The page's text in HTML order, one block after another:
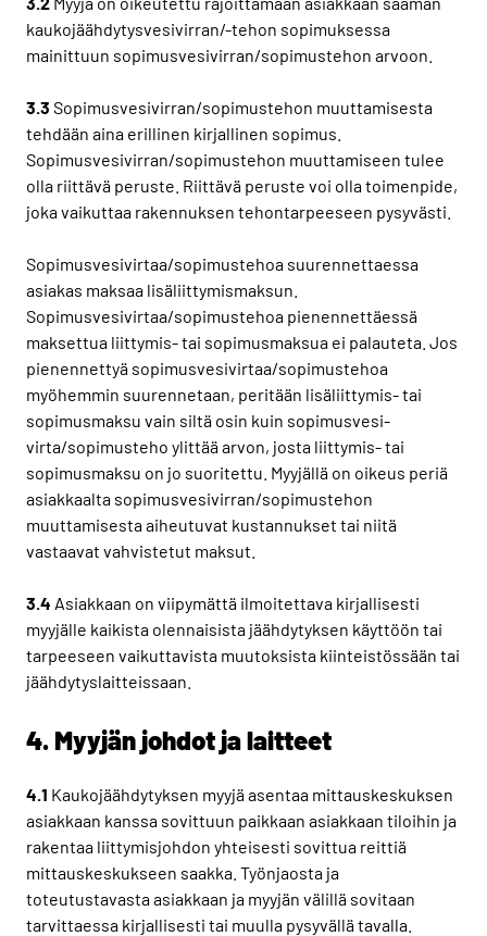
kaukojäähdytysvesivirran/-tehon sopimuksessa
mainittuun sopimusvesivirran/sopimustehon arvoon.
3.3 Sopimusvesivirran/sopimustehon muuttamisesta
tehdään aina erillinen kirjallinen sopimus.
Sopimusvesivirran/sopimustehon muuttamiseen tulee
olla riittävä peruste. Riittävä peruste voi olla toimenpide,
joka vaikuttaa rakennuksen tehontarpeeseen pysyvästi.
Sopimusvesivirtaa/sopimustehoa suurennettaessa
asiakas maksaa lisäliittymismaksun.
Sopimusvesivirtaa/sopimustehoa pienennettäessä
maksettua liittymis- tai sopimusmaksua ei palauteta. Jos
pienennettyä sopimusvesivirtaa/sopimustehoa
myöhemmin suurennetaan, peritään lisäliittymis- tai
sopimusmaksu vain siltä osin kuin sopimusvesi-
virta/sopimusteho ylittää arvon, josta liittymis- tai
sopimusmaksu on jo suoritettu. Myyjällä on oikeus periä
asiakkaalta sopimusvesivirran/sopimustehon
muuttamisesta aiheutuvat kustannukset tai niitä
vastaavat vahvistetut maksut.
3.4 Asiakkaan on viipymättä ilmoitettava kirjallisesti
myyjälle kaikista olennaisista jäähdytyksen käyttöön tai
tarpeeseen vaikuttavista muutoksista kiinteistössään tai
jäähdytyslaitteissaan.
4. Myyjän johdot ja laitteet
4.1 Kaukojäähdytyksen myyjä asentaa mittauskeskuksen
asiakkaan kanssa sovittuun paikkaan asiakkaan tiloihin ja
rakentaa liittymisjohdon yhteisesti sovittua reittiä
mittauskeskukseen saakka. Työnjaosta ja
toteutustavasta asiakkaan ja myyjän välillä sovitaan
tarvittaessa kirjallisesti tai muulla pysyvällä tavalla.